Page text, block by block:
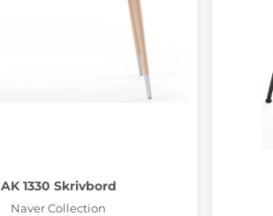
AK 1330 Skrivbord
Naver Collection